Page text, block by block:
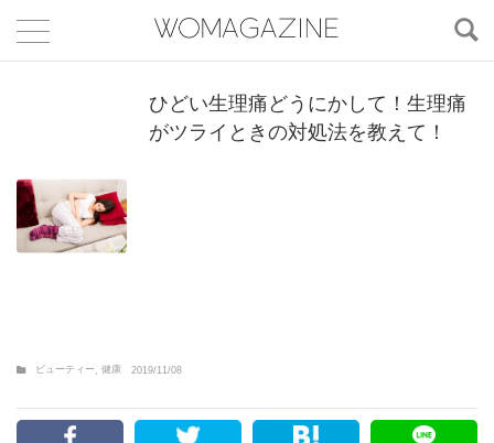
ひどい生理痛どうにかして！生理痛
がツライときの対処法を教えて！
ビューティー , 健康 2019/11/08